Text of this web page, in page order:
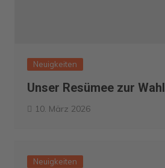
Neuigkeiten
Unser Resümee zur Wahl
10. März 2026
Neuigkeiten